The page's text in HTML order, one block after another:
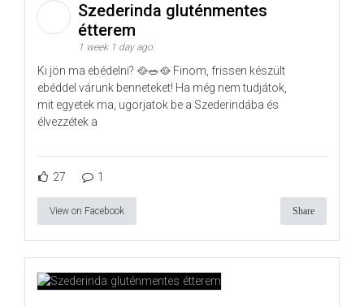
Szederinda gluténmentes
étterem
1 week 1 day ago
Ki jön ma ebédelni? 🥘🥗🥘 Finom, frissen készült
ebéddel várunk benneteket! Ha még nem tudjátok,
mit egyetek ma, ugorjatok be a Szederindába és
élvezzétek a
27 1
View on Facebook Share